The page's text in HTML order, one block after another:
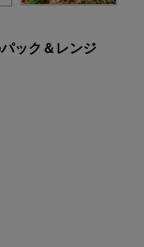
ック＆レンジ